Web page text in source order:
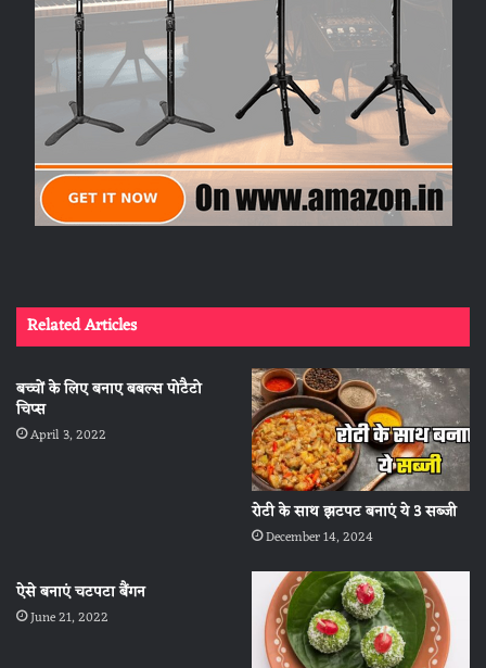
Related Articles
बच्चों के लिए बनाए बबल्स पोटैटो
चिप्स
April 3, 2022
रोटी के साथ झटपट बनाएं ये 3 सब्जी
December 14, 2024
ऐसे बनाएं चटपटा बैंगन
June 21, 2022